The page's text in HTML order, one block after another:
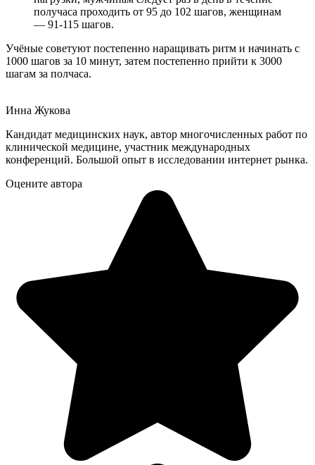
получаса проходить от 95 до 102 шагов, женщинам
— 91-115 шагов.
Учёные советуют постепенно наращивать ритм и начинать с
1000 шагов за 10 минут, затем постепенно прийти к 3000
шагам за полчаса.
Инна Жукова
Кандидат медицинских наук, автор многочисленных работ по
клинической медицине, участник международных
конференций. Большой опыт в исследовании интернет рынка.
Оцените автора